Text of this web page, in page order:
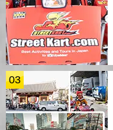
03